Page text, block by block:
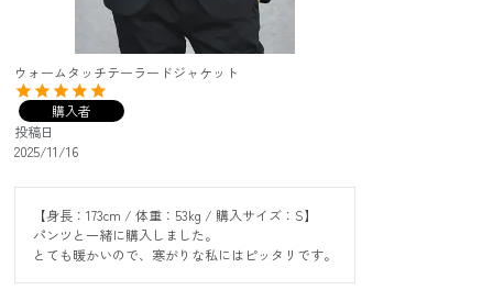
ウォームタッチテーラードジャケット
購入者
投稿日
2025/11/16
【身長：173cm / 体重：53kg / 購入サイズ：S】
パンツと一緒に購入しました。
とても暖かいので、寒がりな私にはピッタリです。